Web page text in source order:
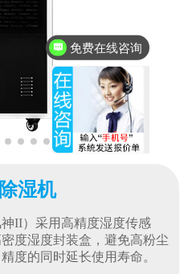
湿机
II）采用高精度湿度传感
度湿度封装盒，避免高粉尘
度的同时延长使用寿命。
免费在线咨询